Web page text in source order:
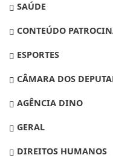
SAÚDE
CONTEÚDO
ESPORTES
CÂMARA DOS
AGÊNCIA DINO
GERAL
DIREITOS HUMANOS